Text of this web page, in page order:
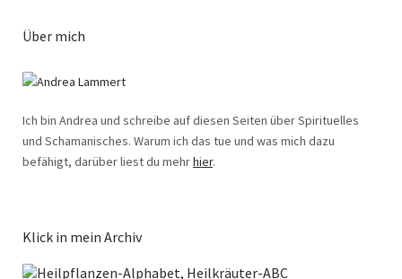
Über mich
Ich bin Andrea und schreibe auf diesen Seiten über Spirituelles
und Schamanisches. Warum ich das tue und was mich dazu
befähigt, darüber liest du mehrhier.
Klick in mein Archiv